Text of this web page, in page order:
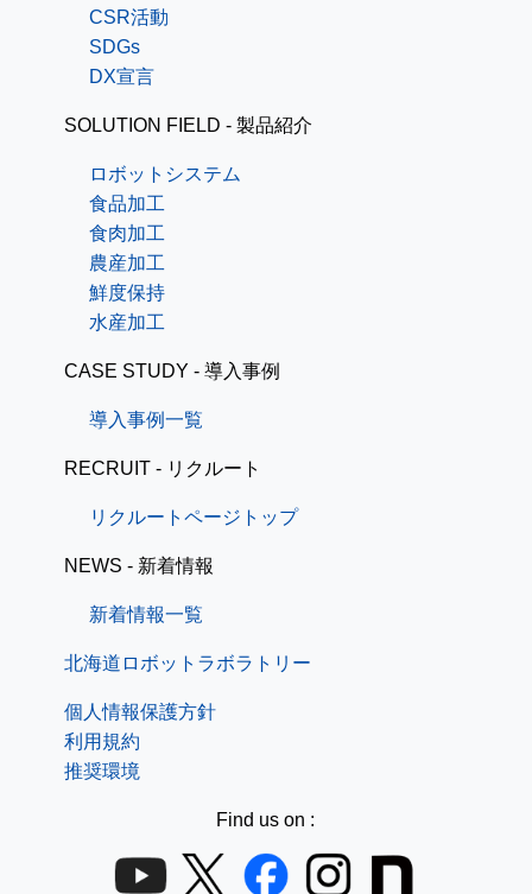
CSR活動
SDGs
DX宣言
SOLUTION FIELD - 製品紹介
ロボットシステム
食品加工
食肉加工
農産加工
鮮度保持
水産加工
CASE STUDY - 導入事例
導入事例一覧
RECRUIT - リクルート
リクルートページトップ
NEWS - 新着情報
新着情報一覧
北海道ロボットラボラトリー
個人情報保護方針
利用規約
推奨環境
Find us on :